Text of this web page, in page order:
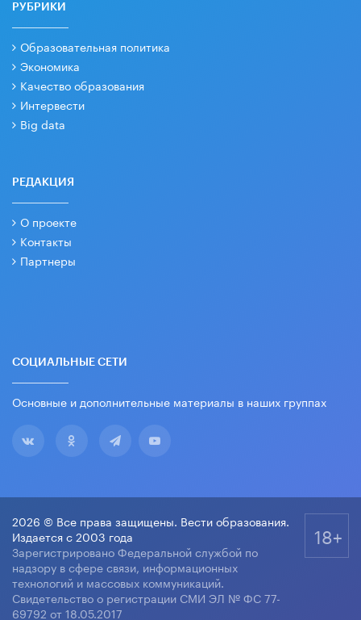
РУБРИКИ
Образовательная политика
Экономика
Качество образования
Интервести
Big data
РЕДАКЦИЯ
О проекте
Контакты
Партнеры
СОЦИАЛЬНЫЕ СЕТИ
Основные и дополнительные материалы в наших группах
2026 © Все права защищены. Вести образования.
Издается с 2003 года
Зарегистрировано Федеральной службой по
надзору в сфере связи, информационных
технологий и массовых коммуникаций.
Свидетельство о регистрации СМИ ЭЛ № ФС 77-
69792 от 18.05.2017
18+